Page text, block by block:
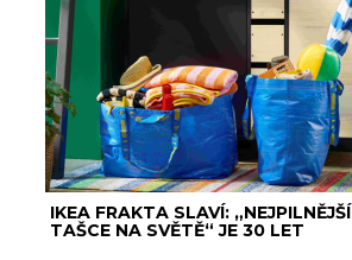
IKEA FRAKTA SLAVÍ: „NEJPILNĚJŠÍ
TAŠCE NA SVĚTĚ“ JE 30 LET